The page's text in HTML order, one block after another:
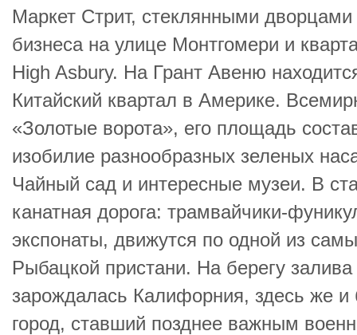
Маркет Стрит, стеклянными
бизнеса на улице Монтгомери и
High Asbury. На Грант Авеню
Китайский квартал в Америке.
«Золотые ворота», его площадь
изобилие разнообразных зеленых
Чайный сад и интересные музеи. В
канатная дорога: трамвайчики-
экспонаты, движутся по одной из
Рыбацкой пристани. На берегу залива
зарождалась Калифорния, здесь же
город, ставший позднее важным